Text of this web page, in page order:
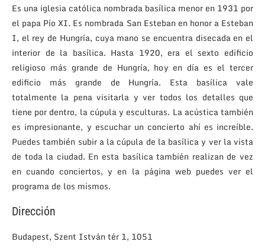
Es una iglesia católica nombrada basílica menor en 1931 por
el papa Pío XI. Es nombrada San Esteban en honor a Esteban
I, el rey de Hungría, cuya mano se encuentra disecada en el
interior de la basílica. Hasta 1920, era el sexto edificio
religioso más grande de Hungría, hoy en día es el tercer
edificio más grande de Hungría. Esta basílica vale
totalmente la pena visitarla y ver todos los detalles que
tiene por dentro, la cúpula y esculturas. La acústica también
es impresionante, y escuchar un concierto ahí es increíble.
Puedes también subir a la cúpula de la basílica y ver la vista
de toda la ciudad. En esta basílica también realizan de vez
en cuando conciertos, y en la página web puedes ver el
programa de los mismos.
Dirección
Budapest, Szent István tér 1, 1051